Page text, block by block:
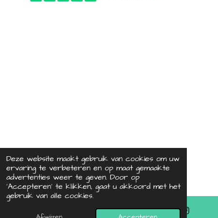
Deze website maakt gebruik van cookies om uw
ervaring te verbeteren en op maat gemaakte
advertenties weer te geven. Door op
‘Accepteren’ te klikken, gaat u akkoord met het
gebruik van alle cookies.